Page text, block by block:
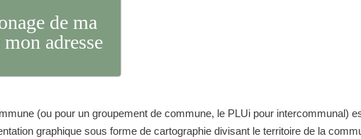
de ma
adresse
(ou pour un groupement de commune, le PLUi pour intercommunal)
graphique sous forme de cartographie divisant le territoire de la